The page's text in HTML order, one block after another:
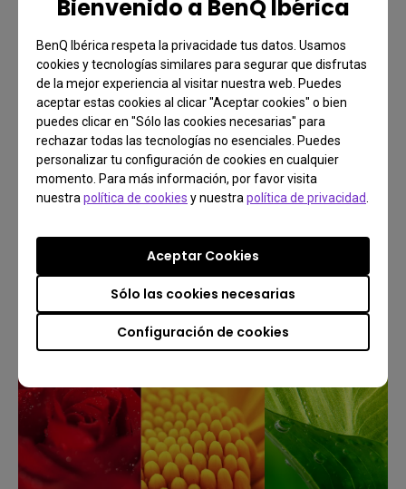
Bienvenido a BenQ Ibérica
BenQ Ibérica respeta la privacidade tus datos. Usamos
cookies y tecnologías similares para segurar que disfrutas
de la mejor experiencia al visitar nuestra web. Puedes
aceptar estas cookies al clicar "Aceptar cookies" o bien
puedes clicar en "Sólo las cookies necesarias" para
rechazar todas las tecnologías no esenciales. Puedes
personalizar tu configuración de cookies en cualquier
momento. Para más información, por favor visita
nuestra política de cookies y nuestra política de privacidad
Configuración de cookies
Sólo las cookies necesarias
Aceptar Cookies
vean tal como pretendieron sus creadores. La
cuidadosa atención al estándar de temperatura de
colorD65aceptado internacionalmente da como
resultado un valor Delta E garantizado de 3, lo que
significa una precisa reproducción de todos los
colores. El elaborado diseño de la tecnología
CinematicColor, en la que tanto hemos invertido,
significa que las especificaciones del espacio de
sino que se reflejan en toda su hermosura en la
pantalla.